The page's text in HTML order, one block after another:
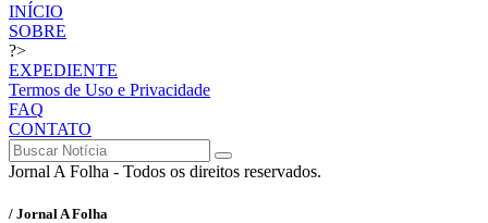
INÍCIO
SOBRE
?>
EXPEDIENTE
Termos de Uso e Privacidade
FAQ
CONTATO
Jornal A Folha - Todos os direitos reservados.
/ Jornal A Folha